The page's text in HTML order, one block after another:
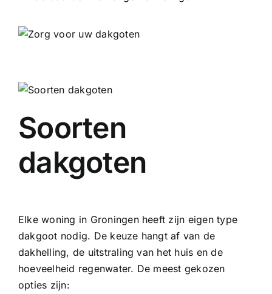
Soorten
dakgoten
Elke woning in Groningen heeft zijn eigen type
dakgoot nodig. De keuze hangt af van de
dakhelling, de uitstraling van het huis en de
hoeveelheid regenwater. De meest gekozen
opties zijn: